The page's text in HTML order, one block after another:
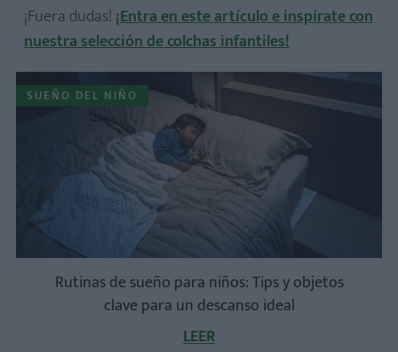
¡Fuera dudas! ¡Entra en este artículo e inspírate con
nuestra selección de colchas infantiles!
SUEÑO DEL NIÑO
Rutinas de sueño para niños: Tips y objetos
clave para un descanso ideal
LEER